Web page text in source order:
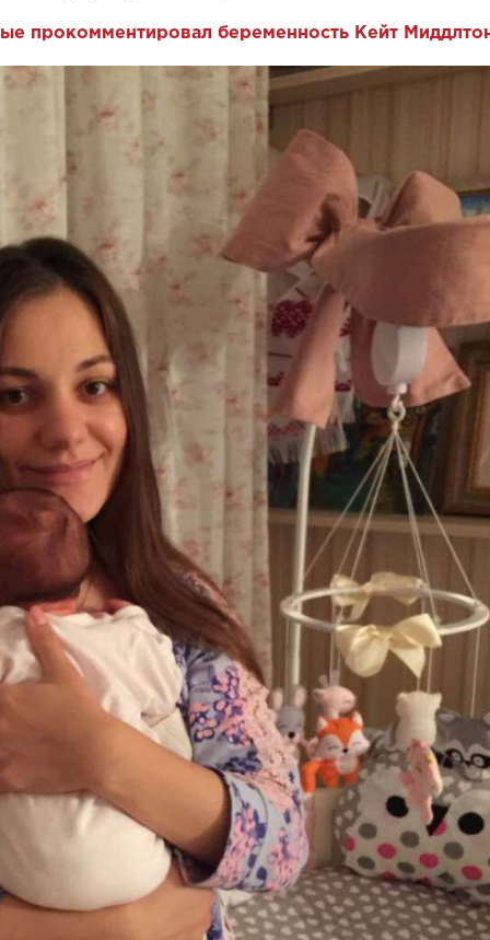
прокомментировал беременность Кейт